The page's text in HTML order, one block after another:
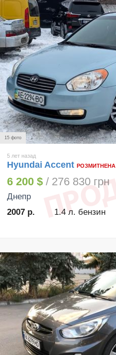
15 фото
5 лет назад
Hyundai Accent РОЗМИТНЕНА
6 200 $ / 276 830 грн
Днепр
2007 р.
1.4 л. бензин